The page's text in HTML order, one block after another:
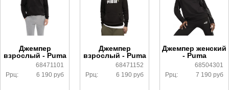
Джемпер
взрослый - Puma
68471101
Ррц:
6 190 руб
Джемпер
взрослый - Puma
68471152
Ррц:
6 190 руб
Джемпер женский
- Puma
68504301
Ррц:
7 190 руб